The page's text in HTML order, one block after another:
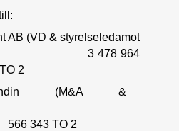
AB (VD & styrelseledamot
3 478 964
2
(M&A &
343 TO 2